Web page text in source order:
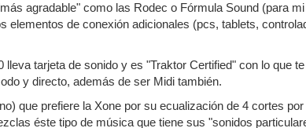
agradable" como las Rodec o Fórmula Sound (para
elementos de conexión adicionales (pcs, tablets,
tarjeta de sonido y es "Traktor Certified" con lo que
y directo, además de ser Midi también.
que prefiere la Xone por su ecualización de 4 cortes
éste tipo de música que tiene sus "sonidos